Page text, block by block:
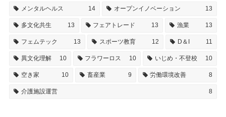
メンタルヘルス 14 オープンイノベーション 13
多文化共生 13 フェアトレード 13 漁業 13
フェムテック 13 スポーツ教育 12 D＆I 11
異文化理解 10 フラワーロス 10 いじめ・不登校 10
空き家 10 畜産業 9 労働環境改善 8
介護施設運営 8